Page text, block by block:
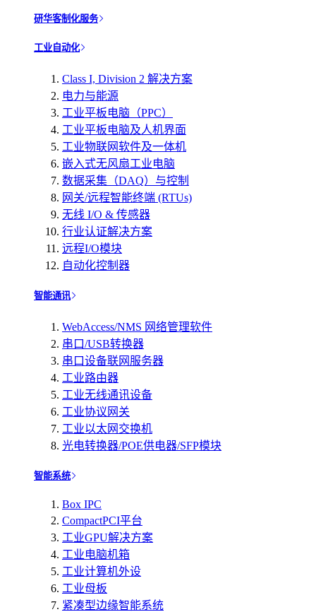
研华客制化服务
工业自动化
Class I, Division 2 解决方案
电力与能源
工业平板电脑（PPC）
工业平板电脑及人机界面
工业物联网软件及一体机
嵌入式无风扇工业电脑
数据采集（DAQ）与控制
网关/远程智能终端 (RTUs)
无线 I/O & 传感器
行业认证解决方案
远程I/O模块
自动化控制器
智能通讯
WebAccess/NMS 网络管理软件
串口/USB转换器
串口设备联网服务器
工业路由器
工业无线通讯设备
工业协议网关
工业以太网交换机
光电转换器/POE供电器/SFP模块
智能系统
Box IPC
CompactPCI平台
工业GPU解决方案
工业电脑机箱
工业计算机外设
工业母板
紧凑型边缘智能系统